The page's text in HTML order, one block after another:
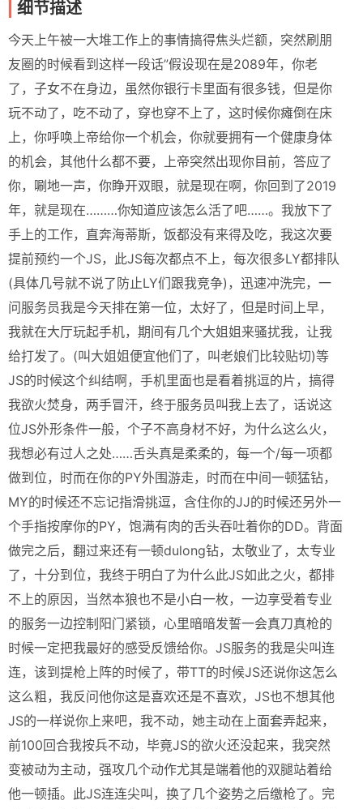
细节描述
今天上午被一大堆工作上的事情搞得焦头烂额，突然刷朋
友圈的时候看到这样一段话”假设现在是2089年，你老
了，子女不在身边，虽然你银行卡里面有很多钱，但是你
玩不动了，吃不动了，穿也穿不上了，这时候你瘫倒在床
上，你呼唤上帝给你一个机会，你就要拥有一个健康身体
的机会，其他什么都不要，上帝突然出现你目前，答应了
你，唰地一声，你睁开双眼，就是现在啊，你回到了2019
年，就是现在………你知道应该怎么活了吧……。我放下了
手上的工作，直奔海蒂斯，饭都没有来得及吃，我这次要
提前预约一个JS，此JS每次都点不上，每次很多LY都排队
(具体几号就不说了防止LY们跟我竞争)，迅速冲洗完，一
问服务员我是今天排在第一位，太好了，但是时间上早，
我就在大厅玩起手机，期间有几个大姐姐来骚扰我，让我
给打发了。(叫大姐姐便宜他们了，叫老娘们比较贴切)等
JS的时候这个纠结啊，手机里面也是看着挑逗的片，搞得
我欲火焚身，两手冒汗，终于服务员叫我上去了，话说这
位JS外形条件一般，个子不高身材不好，为什么这么火，
我想必有过人之处……舌头真是柔柔的，每一个/每一项都
做到位，时而在你的PY外围游走，时而在中间一顿猛钻，
MY的时候还不忘记指滑挑逗，含住你的JJ的时候还另外一
个手指按摩你的PY，饱满有肉的舌头吞吐着你的DD。背面
做完之后，翻过来还有一顿dulong钻，太敬业了，太专业
了，十分到位，我终于明白了为什么此JS如此之火，都排
不上的原因，当然本狼也不是小白一枚，一边享受着专业
的服务一边控制阳门紧锁，心里暗暗发誓一会真刀真枪的
时候一定把我最好的感受反馈给你。JS服务的我是尖叫连
连，该到提枪上阵的时候了，带TT的时候JS还说你这怎么
这么粗，我反问他你这是喜欢还是不喜欢，JS也不想其他
JS的一样说你上来吧，我不动，她主动在上面套弄起来，
前100回合我按兵不动，毕竟JS的欲火还没起来，我突然
变被动为主动，强攻几个动作尤其是端着他的双腿站着给
他一顿插。此JS连连尖叫，换了几个姿势之后缴枪了。完